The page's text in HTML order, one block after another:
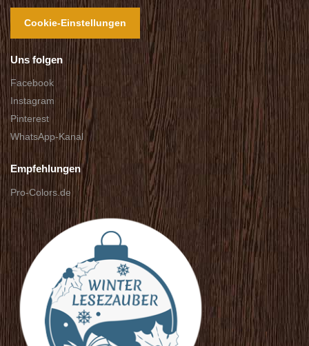
Cookie-Einstellungen
Uns folgen
Facebook
Instagram
Pinterest
WhatsApp-Kanal
Empfehlungen
Pro-Colors.de